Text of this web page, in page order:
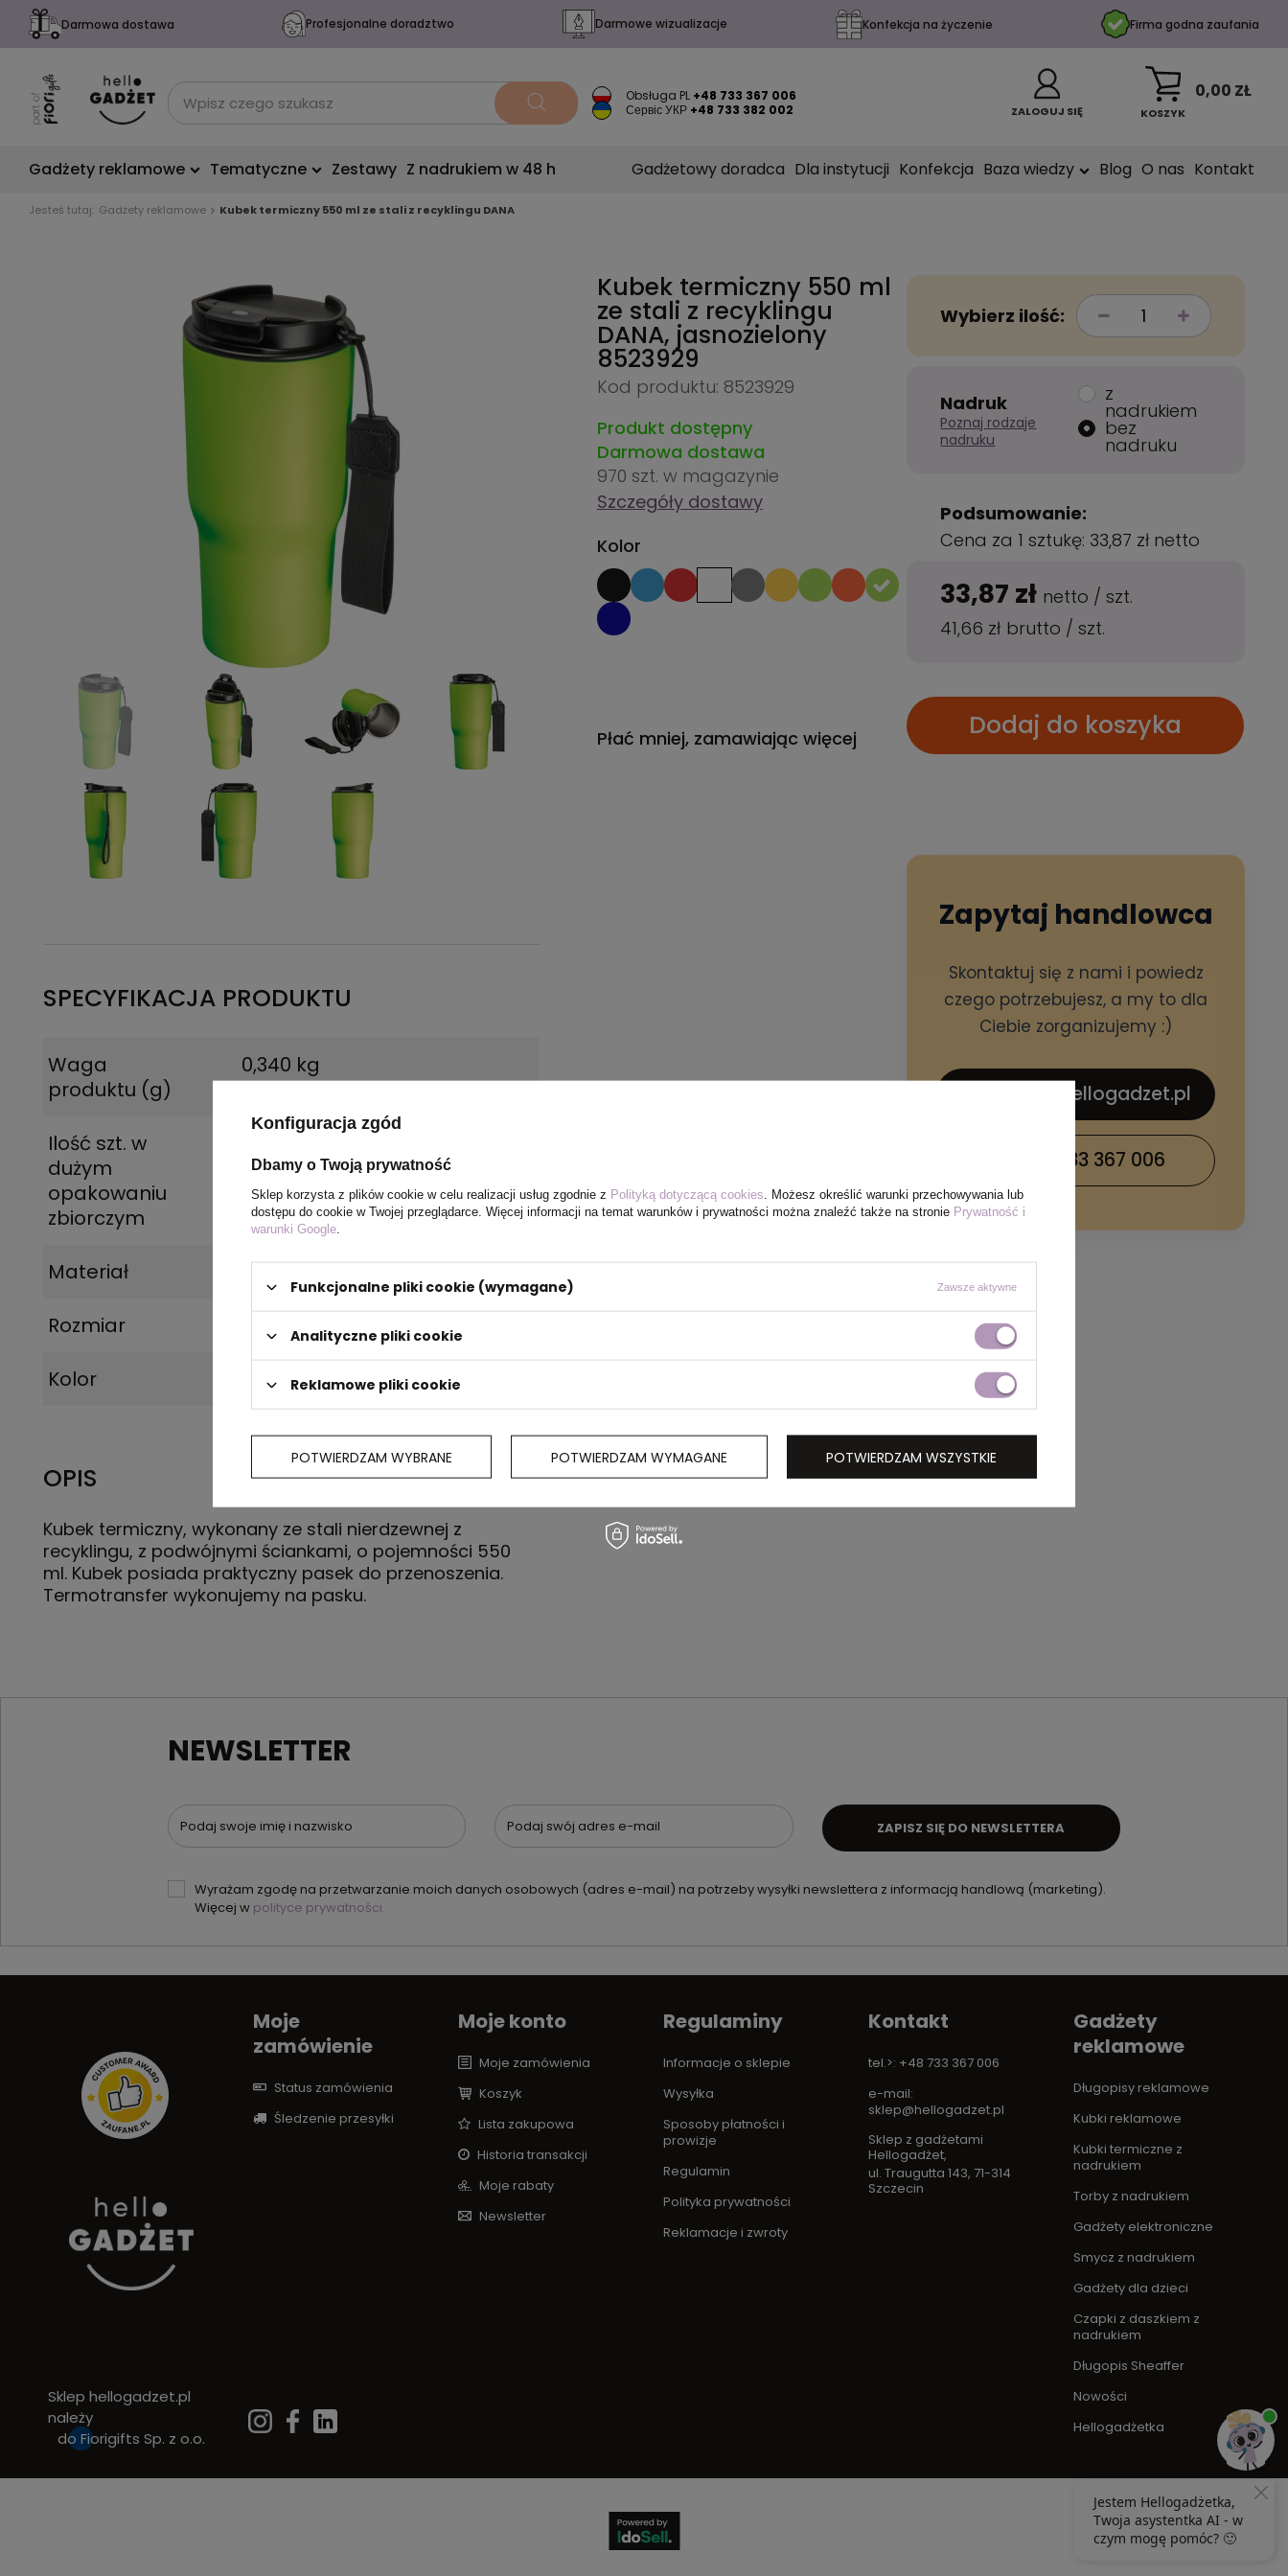
Darmowa dostawa Profesjonalne doradztwo Darmowe wizualizacje Konfekcja na życzenie Firma godna zaufania
Obsługa PL +48 733 367 006
Сервіс УКР +48 733 382 002 ZALOGUJ SIĘ KOSZYK
0,00 ZŁ
Gadżety reklamowe Tematyczne Zestawy Z nadrukiem w 48 h Gadżetowy doradca Dla instytucji Konfekcja Baza wiedzy Blog O nas Kontakt
Jesteś tutaj: Gadżety reklamowe Kubek termiczny 550 ml ze stali z recyklingu DANA
SPECYFIKACJA PRODUKTU
Waga
produktu (g)
0,340 kg
Ilość szt. w
dużym
opakowaniu
zbiorczym
Materiał
Rozmiar
19,5 x ⌀ 8,5 cm
Kolor
jasnozielony
OPIS
Kubek termiczny, wykonany ze stali nierdzewnej z
recyklingu, z podwójnymi ściankami, o pojemności 550
ml. Kubek posiada praktyczny pasek do przenoszenia.
Termotransfer wykonujemy na pasku.
Kubek termiczny 550 ml
ze stali z recyklingu
DANA, jasnozielony
8523929
Kod produktu: 8523929
Produkt dostępny
Darmowa dostawa
970 szt. w magazynie
Szczegóły dostawy
Kolor
Płać mniej, zamawiając więcej
Wybierz ilość:
Nadruk
Poznaj rodzaje
nadruku
z
nadrukiem
bez
nadruku
Podsumowanie:
Cena za 1 sztukę: 33,87 zł netto
33,87 zł netto /szt.
41,66 zł brutto /szt.
Dodaj do koszyka
Zapytaj handlowca
Skontaktuj się z nami i powiedz
czego potrzebujesz, a my to dla
Ciebie zorganizujemy :)
sklep@hellogadzet.pl
+48 733 367 006
NEWSLETTER
Podaj swoje imię i nazwisko Podaj swój adres e-mail
Wyrażam zgodę na przetwarzanie moich danych osobowych (adres e-mail) na potrzeby wysyłki newslettera z informacją handlową (marketing).
Więcej w polityce prywatności.
ZAPISZ SIĘ DO NEWSLETTERA
Sklep hellogadzet.pl
należy
do Fiorigifts Sp. z o.o.
Moje
zamówienie
Status zamówienia
Śledzenie przesyłki
Moje konto
Moje zamówienia
Koszyk
Lista zakupowa
Historia transakcji
Moje rabaty
Newsletter
Regulaminy
Informacje o sklepie
Wysyłka
Sposoby płatności i
prowizje
Regulamin
Polityka prywatności
Reklamacje i zwroty
Kontakt
tel.>: +48 733 367 006
e-mail:
sklep@hellogadzet.pl
Sklep z gadżetami
Hellogadżet,
ul. Traugutta 143, 71-314
Szczecin
Gadżety
reklamowe
Długopisy reklamowe
Kubki reklamowe
Kubki termiczne z
nadrukiem
Torby z nadrukiem
Gadżety elektroniczne
Smycz z nadrukiem
Gadżety dla dzieci
Czapki z daszkiem z
nadrukiem
Długopis Sheaffer
Nowości
Hellogadżetka
Konfiguracja zgód
Dbamy o Twoją prywatność
Sklep korzysta z plików cookie w celu realizacji usług zgodnie z Polityką dotyczącą cookies . Możesz określić warunki przechowywania lub
dostępu do cookie w Twojej przeglądarce. Więcej informacji na temat warunków i prywatności można znaleźć także na stronie Prywatność i
warunki Google
Funkcjonalne pliki cookie (wymagane) Zawsze aktywne
Analityczne pliki cookie
Reklamowe pliki cookie
POTWIERDZAM WYBRANE POTWIERDZAM WYMAGANE POTWIERDZAM WSZYSTKIE